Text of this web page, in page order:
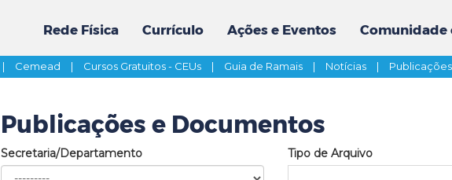
Rede Física Currículo Ações e Eventos Comunidade
| Cemead | Cursos Gratuitos - CEUs | Guia de Ramais | Notícias |
Publicações e Documentos
Secretaria/Departamento Tipo de Arquivo